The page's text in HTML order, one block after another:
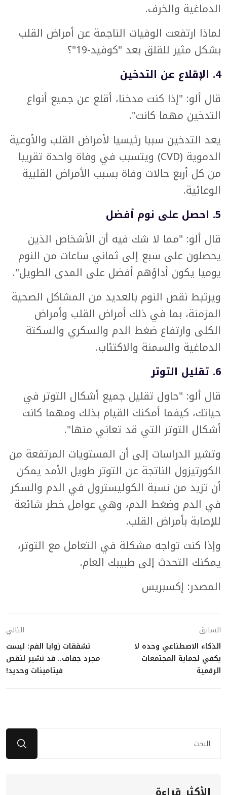
الدماغية والخرف.
لماذا ارتفعت الوفيات الناجمة عن أمراض القلب
بشكل مثير للقلق بعد "كوفيد-19"؟
4. الإقلاع عن التدخين
قال ألو: "إذا كنت مدخنا، أقلع عن جميع أنواع
التدخين مهما كانت".
يعد التدخين سببا رئيسيا لأمراض القلب والأوعية
الدموية (CVD) ويتسبب في وفاة واحدة تقريبا
من كل أربع حالات وفاة بسبب الأمراض القلبية
الوعائية.
5. احصل على نوم أفضل
قال ألو: "مما لا شك فيه أن الأشخاص الذين
يحصلون على سبع إلى ثماني ساعات من النوم
يوميا يكون أداؤهم أفضل على المدى الطويل".
ويرتبط نقص النوم بالعديد من المشاكل الصحية
المزمنة، بما في ذلك أمراض القلب وأمراض
الكلى وارتفاع ضغط الدم والسكري والسكتة
الدماغية والسمنة والاكتئاب.
6. تقليل التوتر
قال ألو: "حاول تقليل جميع أشكال التوتر في
حياتك، كيفما أمكنك القيام بذلك ومهما كانت
أشكال التوتر التي قد تعاني منها".
وتشير الدراسات إلى أن المستويات المرتفعة من
الكورتيزول الناتجة عن التوتر طويل الأمد يمكن
أن تزيد من نسبة الكوليسترول في الدم والسكر
في الدم وضغط الدم، وهي عوامل خطر شائعة
للإصابة بأمراض القلب.
وإذا كنت تواجه مشكلة في التعامل مع التوتر،
يمكنك التحدث إلى طبيبك العام.
المصدر: إكسبريس
السابق
الذكاء الاصطناعي وحده لا
يكفي لحماية المجتمعات
الرقمية
التالي
تشققات زوايا الفم: ليست
مجرد جفاف.. قد تشير لنقص
فيتامينات وحديد!